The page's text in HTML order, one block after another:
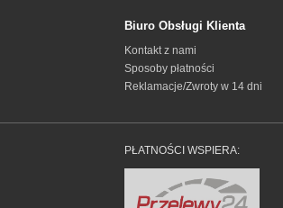
Biuro Obsługi Klienta
Kontakt z nami
Sposoby płatności
Reklamacje/Zwroty w 14 dni
PŁATNOŚCI WSPIERA: